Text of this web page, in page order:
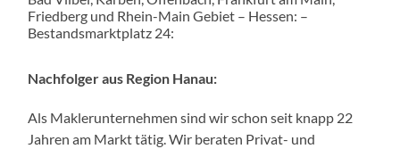
Nachfolger aus Region Hanau:
Als Maklerunternehmen sind wir schon seit knapp 22
Jahren am Markt tätig. Wir beraten Privat- und